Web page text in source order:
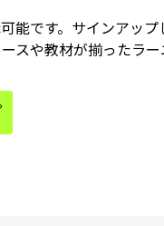
能です。サインアッ
スや教材が揃ったラ